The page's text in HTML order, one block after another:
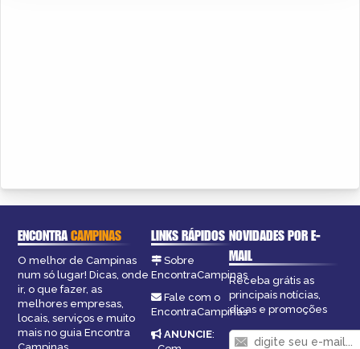
ENCONTRACAMPINAS
O melhor de Campinas
num só lugar! Dicas, onde
ir, o que fazer, as
melhores empresas,
locais, serviços e muito
mais no guia Encontra
LINKS RÁPIDOS
Sobre
EncontraCampinas
Fale com o
EncontraCampinas
ANUNCIE:
NOVIDADES POR E-
MAIL
Receba grátis as
principais notícias,
dicas e promoções